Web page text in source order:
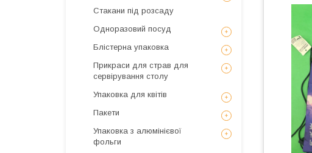
Стакани під розсаду
Одноразовий посуд
Блістерна упаковка
Прикраси для страв для
сервірування столу
Упаковка для квітів
Пакети
Упаковка з алюмінієвої
фольги